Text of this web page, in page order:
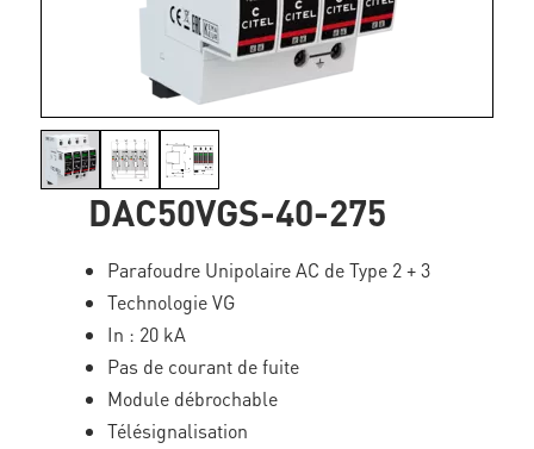
DAC50VGS-40-275
Parafoudre Unipolaire AC de Type 2 + 3
Technologie VG
In : 20 kA
Pas de courant de fuite
Module débrochable
Télésignalisation